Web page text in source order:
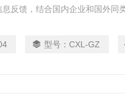
反馈，结合国内企业和国外同
型号：CXL-GZ